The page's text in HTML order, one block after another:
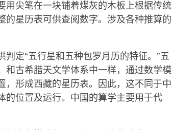
用尖笔在一块铺着煤灰的木板上根据传统
的星历表可供查阅数字。涉及各种推算的
定“五行星和五种包罗月历的特征。”五
和古希腊天文学体系中一样，通过数学模
，形成西藏的星历表。因此，这不同于中
的位置及运行。中国的算学主要用于代